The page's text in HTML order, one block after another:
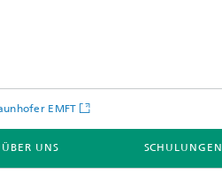
EMFT
ÜBER UNS SCHULUNGEN